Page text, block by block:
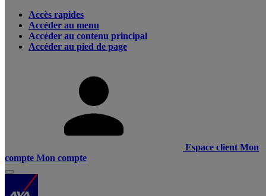
Accès rapides
Accéder au menu
Accéder au contenu principal
Accéder au pied de page
Espace client Mon
compte Mon compte